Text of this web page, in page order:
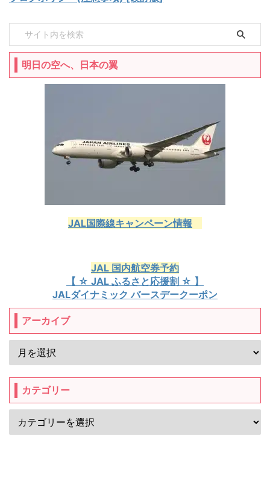
明日の空へ、日本の翼
JAL国際線キャンペーン情報
JAL 国内航空券予約
【 ☆ JAL ふるさと応援割 ☆ 】
JALダイナミック バースデークーポン
アーカイブ
カテゴリー